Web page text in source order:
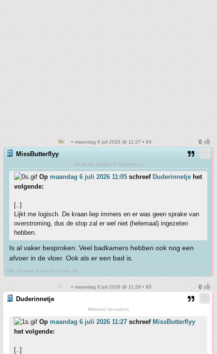
• maandag 6 juli 2026 @ 11:27 • 94
MissButterflyy
De beste dingen in het leven z
Op maandag 6 juli 2026 11:05 schreef Duderinnetje het
volgende:
[..]
Lijkt me logisch. De kraan liep immers en er was geen sprake van
overstroming, dus de stop zal er wel niet (helemaal) ingezeten
hebben.
Is al vaker besproken. Veel badkamers hebben ook nog een
afvoer in de vloer. Ook als er een bad is.
Wie dit leest is een lezer van dit
• maandag 6 juli 2026 @ 11:28 • 95
Duderinnetje
Miskend decadent
Op maandag 6 juli 2026 11:27 schreef MissButterflyy
het volgende:
[..]